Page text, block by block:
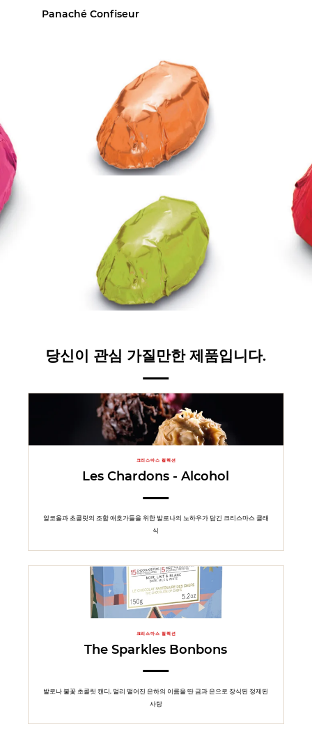
Panaché Confiseur
당신이 관심 가질만한 제품입니다.
크리스마스 컬렉션
Les Chardons - Alcohol
알코올과 초콜릿의 조합 애호가들을 위한 발로나의 노하우가 담긴 크리스마스 클래
식
크리스마스 컬렉션
The Sparkles Bonbons
발로나 불꽃 초콜릿 캔디, 멀리 떨어진 은하의 이름을 딴 금과 은으로 장식된 정제된
사탕